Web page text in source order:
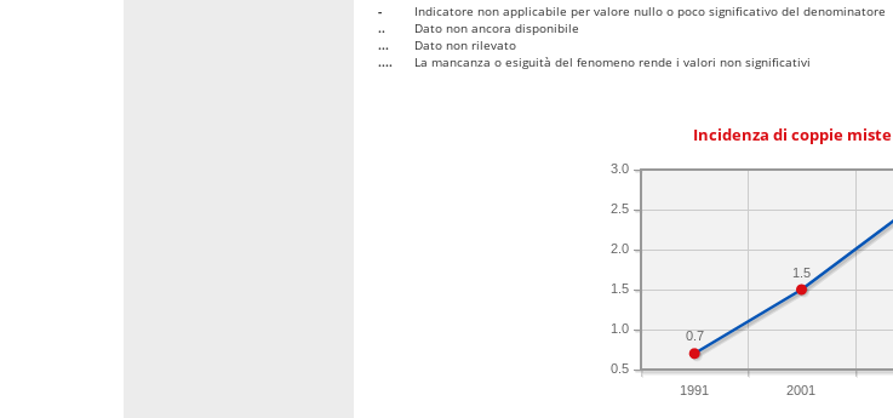
-
Indicatore non applicabile per valore nullo o poco significativo del denominatore
..
Dato non ancora disponibile
...
Dato non rilevato
....
La mancanza o esiguità del fenomeno rende i valori non significativi
Incidenza di coppie miste
1991 2001
0.5
1.0
1.5
2.0
2.5
3.0
1.5
0.7